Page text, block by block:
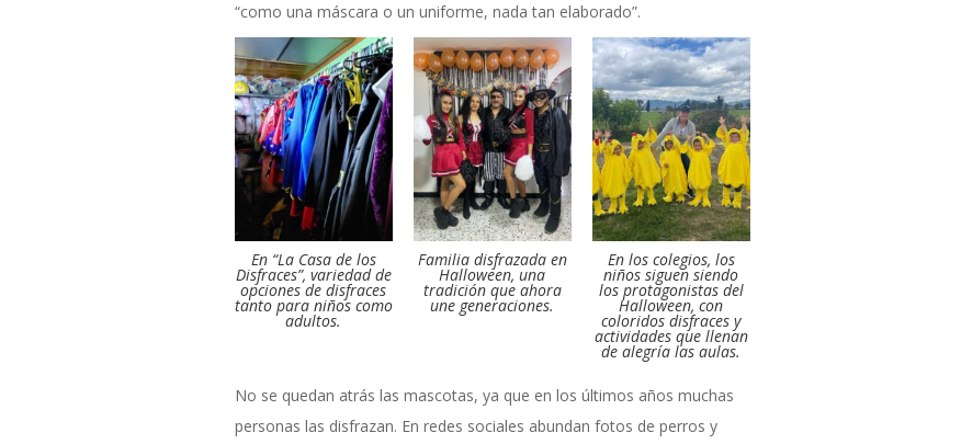
“como una máscara o un uniforme, nada tan elaborado”.
En “La Casa de los
Disfraces”, variedad de
opciones de disfraces
tanto para niños como
adultos.
Familia disfrazada en
Halloween, una
tradición que ahora
une generaciones.
En los colegios, los
niños siguen siendo
los protagonistas del
Halloween, con
coloridos disfraces y
actividades que llenan
de alegría las aulas.
No se quedan atrás las mascotas, ya que en los últimos años muchas
personas las disfrazan. En redes sociales abundan fotos de perros y